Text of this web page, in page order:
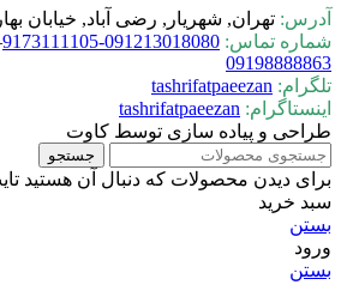
آدرس: تهران, شهریار, رضی آباد, خیابان بهار,
شماره تماس:
091213018080-9173111105
09198888863
تلگرام: tashrifatpaeezan
اینستاگرام: tashrifatpaeezan
طراحی و پیاده سازی توسط کاوت
جستجو
برای دیدن محصولات که دنبال آن هستید
سبد خرید
بستن
ورود
بستن